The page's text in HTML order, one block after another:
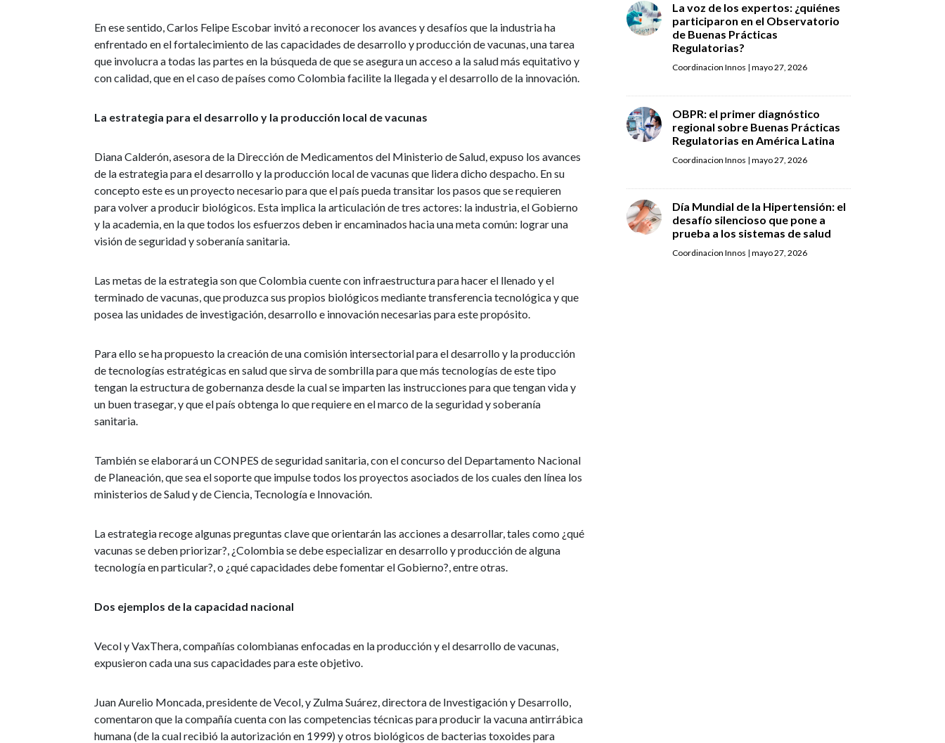
En ese sentido, Carlos Felipe Escobar invitó a reconocer los avances y desafíos que la industria ha
enfrentado en el fortalecimiento de las capacidades de desarrollo y producción de vacunas, una tarea
que involucra a todas las partes en la búsqueda de que se asegura un acceso a la salud más equitativo y
con calidad, que en el caso de países como Colombia facilite la llegada y el desarrollo de la innovación.
La estrategia para el desarrollo y la producción local de vacunas
Diana Calderón, asesora de la Dirección de Medicamentos del Ministerio de Salud, expuso los avances
de la estrategia para el desarrollo y la producción local de vacunas que lidera dicho despacho. En su
concepto este es un proyecto necesario para que el país pueda transitar los pasos que se requieren
para volver a producir biológicos. Esta implica la articulación de tres actores: la industria, el Gobierno
y la academia, en la que todos los esfuerzos deben ir encaminados hacia una meta común: lograr una
visión de seguridad y soberanía sanitaria.
Las metas de la estrategia son que Colombia cuente con infraestructura para hacer el llenado y el
terminado de vacunas, que produzca sus propios biológicos mediante transferencia tecnológica y que
posea las unidades de investigación, desarrollo e innovación necesarias para este propósito.
Para ello se ha propuesto la creación de una comisión intersectorial para el desarrollo y la producción
de tecnologías estratégicas en salud que sirva de sombrilla para que más tecnologías de este tipo
tengan la estructura de gobernanza desde la cual se imparten las instrucciones para que tengan vida y
un buen trasegar, y que el país obtenga lo que requiere en el marco de la seguridad y soberanía
sanitaria.
También se elaborará un CONPES de seguridad sanitaria, con el concurso del Departamento Nacional
de Planeación, que sea el soporte que impulse todos los proyectos asociados de los cuales den línea los
ministerios de Salud y de Ciencia, Tecnología e Innovación.
La estrategia recoge algunas preguntas clave que orientarán las acciones a desarrollar, tales como ¿qué
vacunas se deben priorizar?, ¿Colombia se debe especializar en desarrollo y producción de alguna
tecnología en particular?, o ¿qué capacidades debe fomentar el Gobierno?, entre otras.
Dos ejemplos de la capacidad nacional
Vecol y VaxThera, compañías colombianas enfocadas en la producción y el desarrollo de vacunas,
expusieron cada una sus capacidades para este objetivo.
Juan Aurelio Moncada, presidente de Vecol, y Zulma Suárez, directora de Investigación y Desarrollo,
comentaron que la compañía cuenta con las competencias técnicas para producir la vacuna antirrábica
humana (de la cual recibió la autorización en 1999) y otros biológicos de bacterias toxoides para
La voz de los expertos: ¿quiénes
participaron en el Observatorio
de Buenas Prácticas
Regulatorias?
Coordinacion Innos | mayo 27, 2026
OBPR: el primer diagnóstico
regional sobre Buenas Prácticas
Regulatorias en América Latina
Coordinacion Innos | mayo 27, 2026
Día Mundial de la Hipertensión: el
desafío silencioso que pone a
prueba a los sistemas de salud
Coordinacion Innos | mayo 27, 2026